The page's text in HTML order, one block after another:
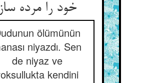
خود را مرده ساز
ölümünün
niyazdı. Sen
de niyaz ve
kendini